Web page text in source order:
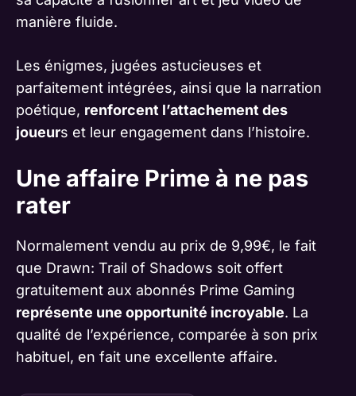
manière fluide.
Les énigmes, jugées astucieuses et
parfaitement intégrées, ainsi que la narration
poétique, renforcent l’attachement des
joueurs et leur engagement dans l’histoire.
Une affaire Prime à ne pas
rater
Normalement vendu au prix de 9,99€, le fait
que Drawn: Trail of Shadows soit offert
gratuitement aux abonnés Prime Gaming
représente une opportunité incroyable. La
qualité de l’expérience, comparée à son prix
habituel, en fait une excellente affaire.